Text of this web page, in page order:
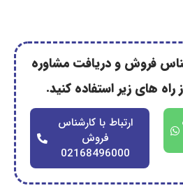
دریافت مشاوره
استفاده کنید.
با کارشناس